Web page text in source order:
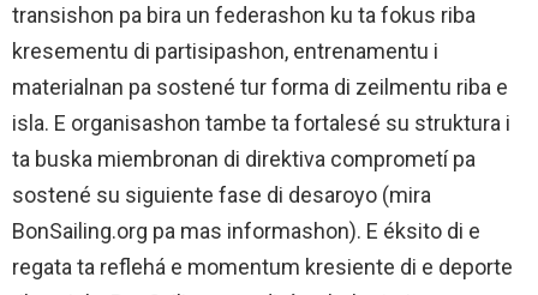
transishon pa bira un federashon ku ta fokus riba
kresementu di partisipashon, entrenamentu i
materialnan pa sostené tur forma di zeilmentu riba e
isla. E organisashon tambe ta fortalesé su struktura i
ta buska miembronan di direktiva comprometí pa
sostené su siguiente fase di desaroyo (mira
BonSailing.org pa mas informashon). E éksito di e
regata ta reflehá e momentum kresiente di e deporte